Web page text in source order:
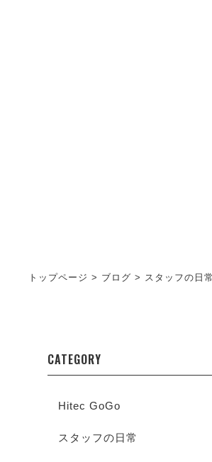
トップページ > ブログ > スタッフの日常
CATEGORY
Hitec GoGo
スタッフの日常